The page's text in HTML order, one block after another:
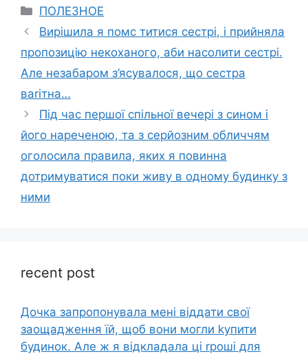
Categories
ПОЛЕЗНОЕ
Вирішила я помс титися сестрі, і прийняла
пропозицію некоханого, аби насолити сестрі.
Але незабаром з’ясувалося, що сестра
ваrітна…
Під час першої спільної вечері з сином і
його нареченою, та з серйозним обличчям
оголосила правила, яких я повинна
дотримуватися поки живу в одному будинку з
ними
recent post
Дочка запpопонувала мені віддати свої
заощадження їй, щоб вони могли kупити
будинок. Але ж я відкладала ці rроші для